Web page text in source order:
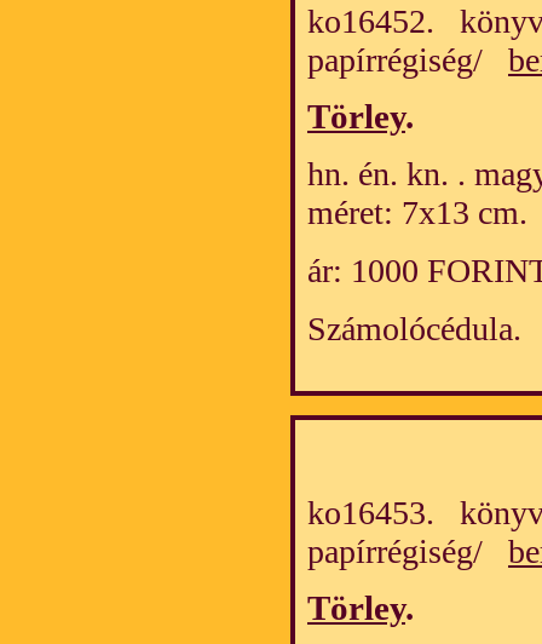
ko16452.
papírrégiség/
Törley.
hn. én. kn. .
méret: 7x13 cm.
ár: 1000
Számolócédula.
ko16453.
papírrégiség/
Törley.